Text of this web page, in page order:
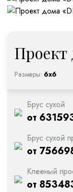
Проект
Размеры: 6х6
Брус сухой
от
Брус сухой
от
Клееный
от